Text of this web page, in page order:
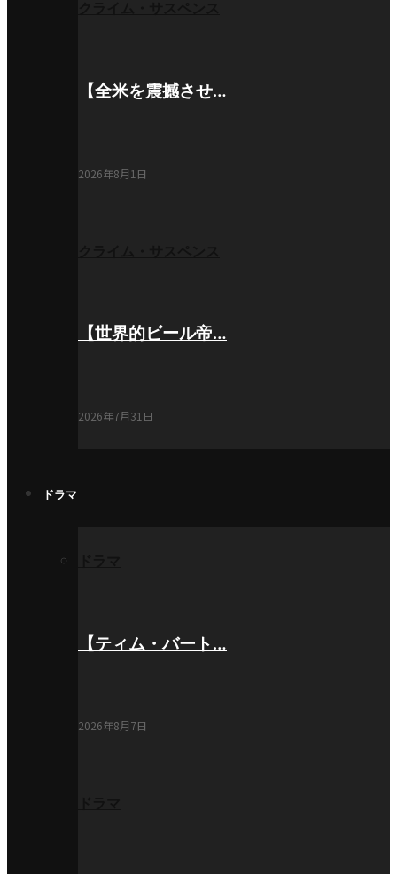
【全米を震撼させ…
2026年8月1日
【世界的ビール帝…
2026年7月31日
ドラマ
【ティム・バート…
2026年8月7日